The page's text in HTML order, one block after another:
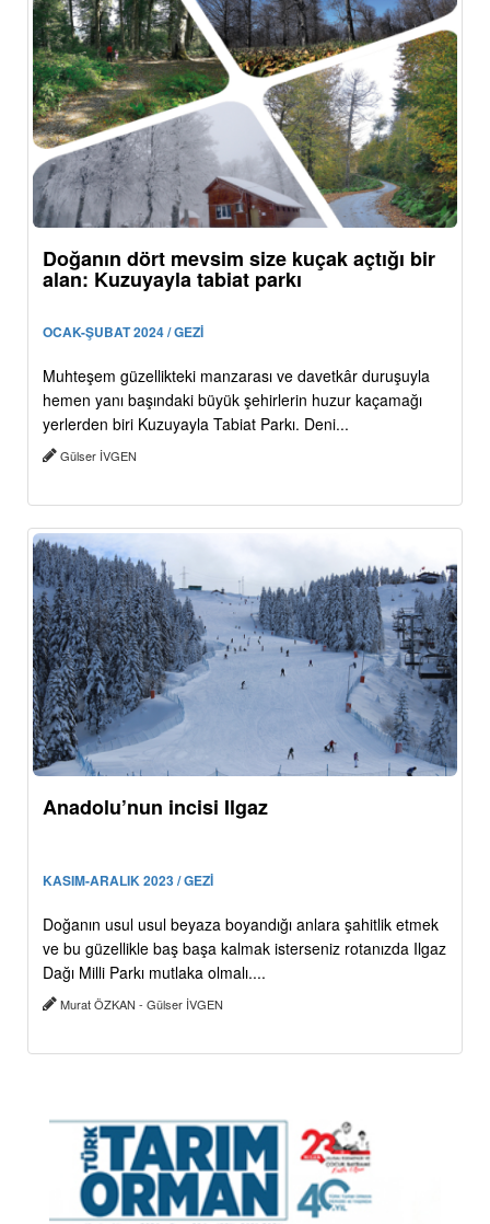
Doğanın dört mevsim size kuçak açtığı bir
alan: Kuzuyayla tabiat parkı
OCAK-ŞUBAT 2024 / GEZİ
Muhteşem güzellikteki manzarası ve davetkâr duruşuyla
hemen yanı başındaki büyük şehirlerin huzur kaçamağı
yerlerden biri Kuzuyayla Tabiat Parkı. Deni...
Gülser İVGEN
Anadolu’nun incisi Ilgaz
KASIM-ARALIK 2023 / GEZİ
Doğanın usul usul beyaza boyandığı anlara şahitlik etmek
ve bu güzellikle baş başa kalmak isterseniz rotanızda Ilgaz
Dağı Milli Parkı mutlaka olmalı....
Murat ÖZKAN - Gülser İVGEN